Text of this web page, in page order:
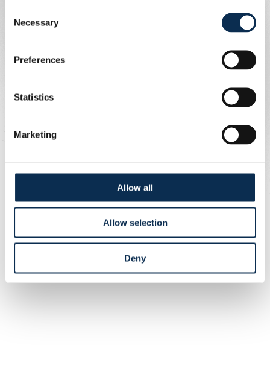
Selection
Necessary
Preferences
Statistics
Marketing
Allow all
Allow selection
Deny
Une publication partagée par Royale Union Saint-Gilloise (@rusg.brussels)
Bravo et bonne chance, Ross !